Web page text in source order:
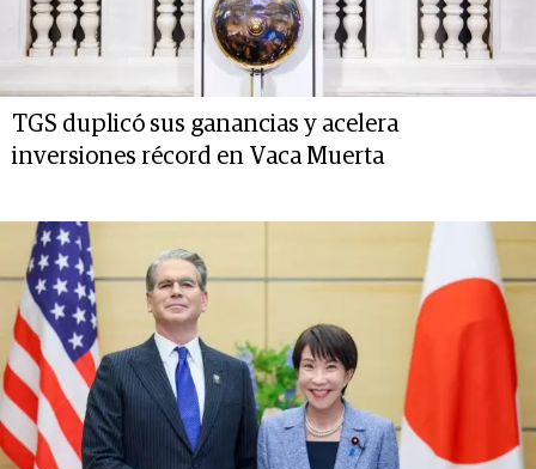
TGS duplicó sus ganancias y acelera
inversiones récord en Vaca Muerta